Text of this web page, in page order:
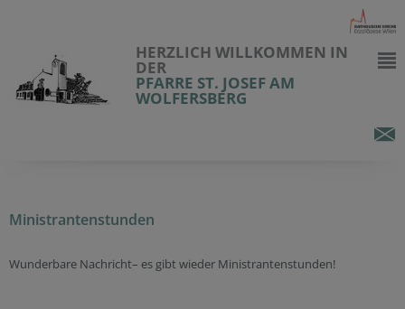
HERZLICH WILLKOMMEN IN
DER
PFARRE ST. JOSEF AM
WOLFERSBERG
Ministrantenstunden
Wunderbare Nachricht– es gibt wieder Ministrantenstunden!